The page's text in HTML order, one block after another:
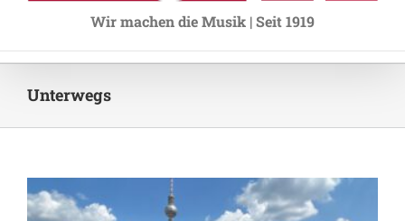
Wir machen die Musik | Seit 1919
Unterwegs